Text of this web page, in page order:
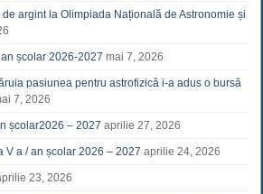
argint la Olimpiada Națională de Astronomie și
școlar 2026-2027 mai 7, 2026
pasiunea pentru astrofizică i-a adus o bursă
7, 2026
școlar2026 – 2027 aprilie 27, 2026
V a / an școlar 2026 – 2027 aprilie 24, 2026
23, 2026